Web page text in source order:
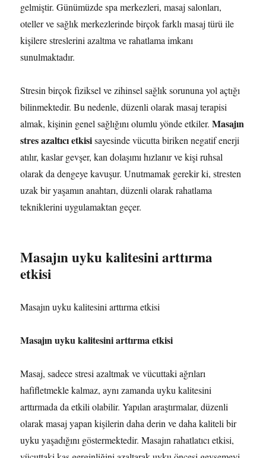
gelmiştir. Günümüzde spa merkezleri, masaj salonları,
oteller ve sağlık merkezlerinde birçok farklı masaj türü ile
kişilere streslerini azaltma ve rahatlama imkanı
sunulmaktadır.
Stresin birçok fiziksel ve zihinsel sağlık sorununa yol açtığı
bilinmektedir. Bu nedenle, düzenli olarak masaj terapisi
almak, kişinin genel sağlığını olumlu yönde etkiler.Masajın
stres azaltıcı etkisisayesinde vücutta biriken negatif enerji
atılır, kaslar gevşer, kan dolaşımı hızlanır ve kişi ruhsal
olarak da dengeye kavuşur. Unutmamak gerekir ki, stresten
uzak bir yaşamın anahtarı, düzenli olarak rahatlama
tekniklerini uygulamaktan geçer.
Masajın uyku kalitesini arttırma
etkisi
Masajın uyku kalitesini arttırma etkisi
Masajın uyku kalitesini arttırma etkisi
Masaj, sadece stresi azaltmak ve vücuttaki ağrıları
hafifletmekle kalmaz, aynı zamanda uyku kalitesini
arttırmada da etkili olabilir. Yapılan araştırmalar, düzenli
olarak masaj yapan kişilerin daha derin ve daha kaliteli bir
uyku yaşadığını göstermektedir. Masajın rahatlatıcı etkisi,